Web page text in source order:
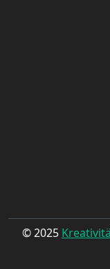
© 2025